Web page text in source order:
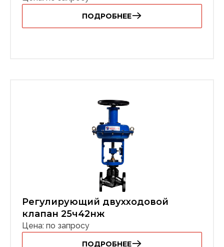
ПОДРОБНЕЕ
Регулирующий двухходовой
клапан 25ч42нж
Цена: по запросу
ПОДРОБНЕЕ